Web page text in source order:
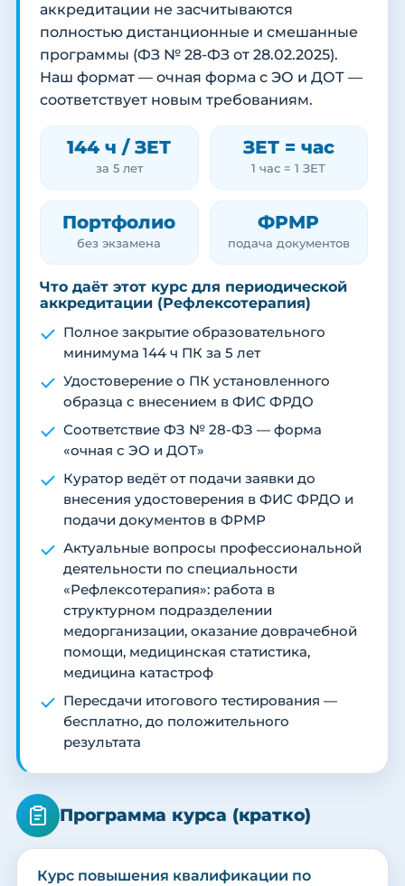
аккредитации не засчитываются
полностью дистанционные и смешанные
программы (ФЗ № 28-ФЗ от 28.02.2025).
Наш формат — очная форма с ЭО и ДОТ —
соответствует новым требованиям.
144 ч / ЗЕТ
за 5 лет
ЗЕТ = час
1 час = 1 ЗЕТ
Портфолио
без экзамена
ФРМР
подача документов
Что даёт этот курс для периодической
аккредитации (Рефлексотерапия)
Полное закрытие образовательного
минимума 144 ч ПК за 5 лет
Удостоверение о ПК установленного
образца с внесением в ФИС ФРДО
Соответствие ФЗ № 28-ФЗ — форма
«очная с ЭО и ДОТ»
Куратор ведёт от подачи заявки до
внесения удостоверения в ФИС ФРДО и
подачи документов в ФРМР
Актуальные вопросы профессиональной
деятельности по специальности
«Рефлексотерапия»: работа в
структурном подразделении
медорганизации, оказание доврачебной
помощи, медицинская статистика,
медицина катастроф
Пересдачи итогового тестирования —
бесплатно, до положительного
результата
Программа курса (кратко)
Курс повышения квалификации по